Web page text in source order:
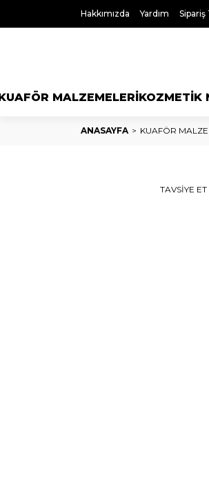
Hakkımızda Yardım Sipariş
MALZEMELERİKOZMETİK
ANASAYFA KUAFÖR
TAVSİYE ET